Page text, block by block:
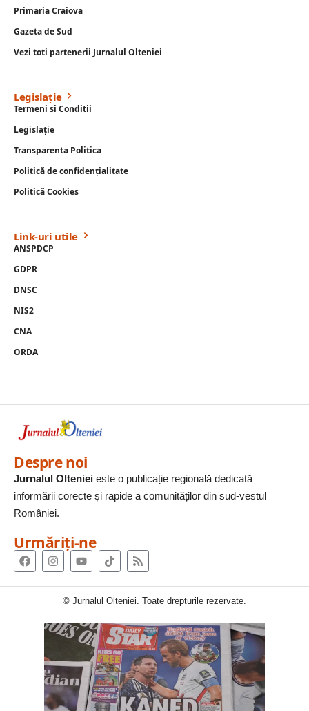
Primaria Craiova
Gazeta de Sud
Vezi toti partenerii Jurnalul Olteniei
Legislație
Termeni si Conditii
Legislație
Transparenta Politica
Politică de confidențialitate
Politică Cookies
Link-uri utile
ANSPDCP
GDPR
DNSC
NIS2
CNA
ORDA
Despre noi
Jurnalul Olteniei este o publicație regională dedicată
informării corecte și rapide a comunităților din sud-vestul
României.
Urmăriți-ne
© Jurnalul Olteniei. Toate drepturile rezervate.